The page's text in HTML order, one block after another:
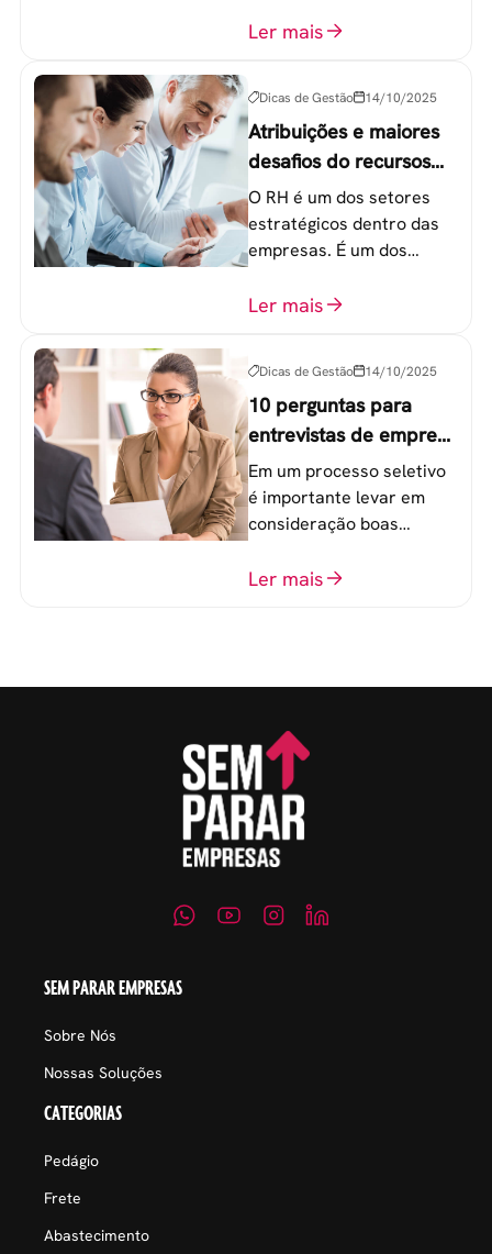
colaboradores na faixa de
Ler mais
Dicas de Gestão 14/10/2025
Atribuições e maiores
desafios do recursos
humanos em uma
empresa
O RH é um dos setores
estratégicos dentro das
empresas. É um dos
o atingimento das metas
Ler mais
Dicas de Gestão 14/10/2025
10 perguntas para
entrevistas de emprego
que recrutadores não
devem fazer
Em um processo seletivo
é importante levar em
consideração boas
o perfil do profissional e
Ler mais
SEM PARAR EMPRESAS
Sobre Nós
Nossas Soluções
CATEGORIAS
Pedágio
Frete
Abastecimento